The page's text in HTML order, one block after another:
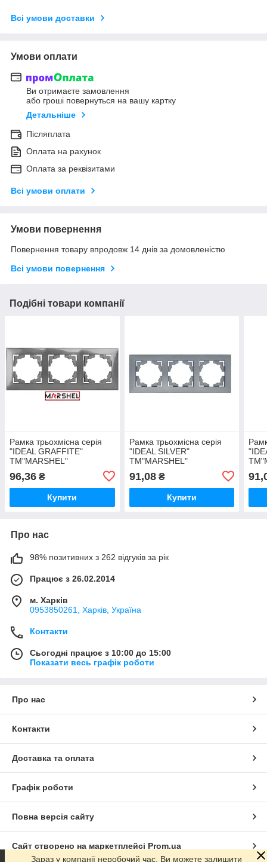
Всі умови доставки
Умови оплати
Ви отримаєте замовлення
або гроші повернуться на вашу картку
Детальніше
Післяплата
Оплата на рахунок
Оплата за реквізитами
Всі умови оплати
Умови повернення
Повернення товару впродовж 14 днів за домовленістю
Всі умови повернення
Подібні товари компанії
Рамка трьохмісна серія
"IDEAL GRAFFITE"
ТМ"MARSHEL"
96,36 ₴
Купити
Рамка трьохмісна серія
"IDEAL SILVER"
ТМ"MARSHEL"
91,08₴
Купити
Про нас
98% позитивних з 262 відгуків за рік
Працює з 26.02.2014
м. Харків
0953850261, Харків, Україна
Контакти
Сьогодні працює з 10:00 до 15:00
Показати весь графік роботи
Про нас
Контакти
Доставка та оплата
Графік роботи
Повна версія сайту
Сайт створено на маркетплейсі Prom.ua
Зараз у компанії неробочий час. Ви можете залишити